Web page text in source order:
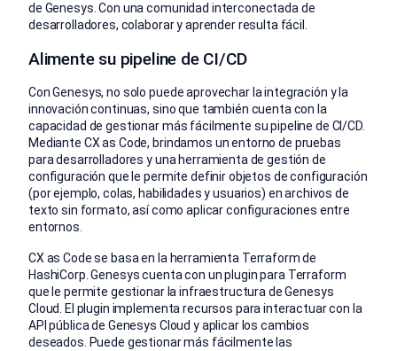
de Genesys. Con una comunidad interconectada de
desarrolladores, colaborar y aprender resulta fácil.
Alimente su pipeline de CI/CD
Con Genesys, no solo puede aprovechar la integración y la
innovación continuas, sino que también cuenta con la
capacidad de gestionar más fácilmente su pipeline de CI/CD.
Mediante CX as Code, brindamos un entorno de pruebas
para desarrolladores y una herramienta de gestión de
configuración que le permite definir objetos de configuración
(por ejemplo, colas, habilidades y usuarios) en archivos de
texto sin formato, así como aplicar configuraciones entre
entornos.
CX as Code se basa en la herramienta Terraform de
HashiCorp. Genesys cuenta con un plugin para Terraform
que le permite gestionar la infraestructura de Genesys
Cloud. El plugin implementa recursos para interactuar con la
API pública de Genesys Cloud y aplicar los cambios
deseados. Puede gestionar más fácilmente las